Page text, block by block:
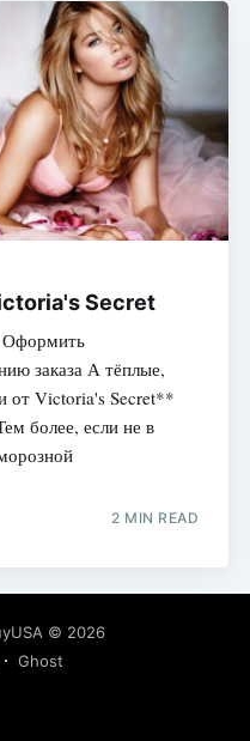
Secret
Оформить
заказа А тёплые,
от Victoria's Secret**
более, если не в
2 MIN READ
© 2026
Ghost